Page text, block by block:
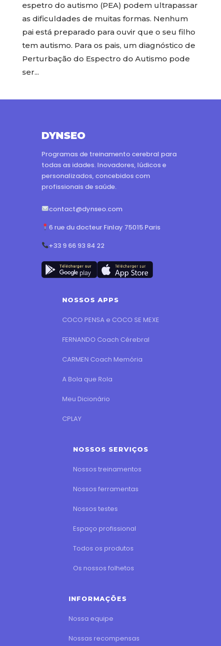
espetro do autismo (PEA) podem ultrapassar
as dificuldades de muitas formas. Nenhum
pai está preparado para ouvir que o seu filho
tem autismo. Para os pais, um diagnóstico de
Perturbação do Espectro do Autismo pode
ser...
DYNSEO
Programas de treinamento cerebral para
todas as idades. Inovadores, lúdicos e
personalizados, concebidos com
profissionais de saúde.
contact@dynseo.com
6 rue du docteur Finlay 75015 Paris
+33 9 66 93 84 22
NOSSOS APPS
COCO PENSA e COCO SE MEXE
FERNANDO Coach Cérebral
CARMEN Coach Memória
A Bola que Rola
Meu Dicionário
CPLAY
NOSSOS SERVIÇOS
Nossos treinamentos
Nossos ferramentas
Nossos testes
Espaço profissional
Todos os produtos
Os nossos folhetos
INFORMAÇÕES
Nossa equipe
Nossas recompensas